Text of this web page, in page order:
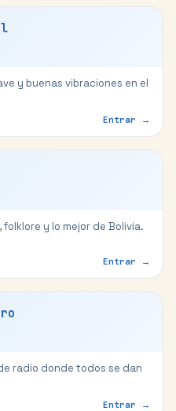
y buenas vibraciones en el
Entrar →
y lo mejor de Bolivia.
Entrar →
radio donde todos se dan
Entrar →